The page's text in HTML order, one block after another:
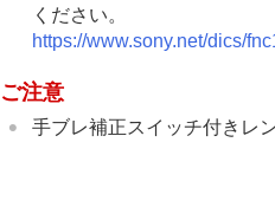
シャッターの
フラッシュを
ください。
https://www.sony.net/dics/
ご注意
手ブレ補正スイッチ付きレ